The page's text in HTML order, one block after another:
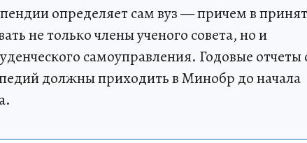
определяет сам вуз — причем в
не только члены ученого совета, но и
самоуправления. Годовые отчеты
должны приходить в Минобр до начала